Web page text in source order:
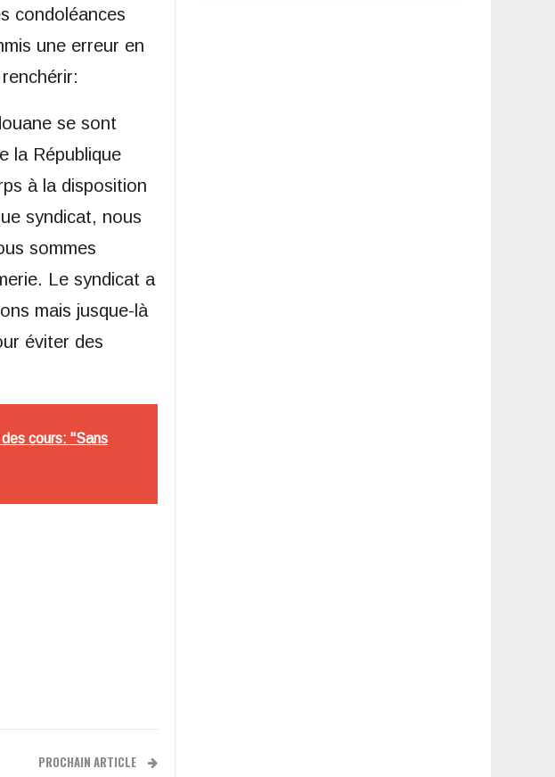
condoléances
une erreur en
se sont
la République
à la disposition
syndicat, nous
sommes
Le syndicat a
mais jusque-là
éviter des
cours: "Sans
PROCHAIN ARTICLE